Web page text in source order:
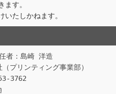
ます。
たしかねます。
者：島崎 洋造
プリンティング事業部）
3762